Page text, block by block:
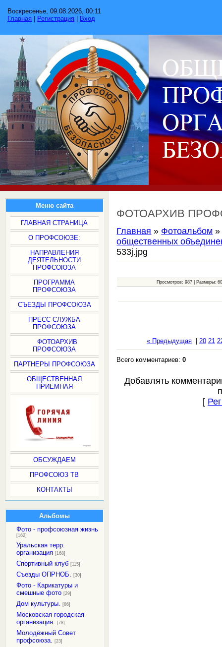
Воскресенье, 09.08.2026, 00:11
Главная
Регистрация Вход
Меню сайта
ГЛАВНАЯ СТРАНИЦА
О ПРОФСОЮЗЕ:
НАПРАВЛЕНИЯ
ДЕЯТЕЛЬНОСТИ
ПРОФСОЮЗА
ПРОГРАММА
ПРОФСОЮЗА
СЪЕЗДЫ ПРОФСОЮЗА
ПРЕСС-СЛУЖБА
ПРОФСОЮЗА
ФОТОАРХИВ
ПРОФСОЮЗА
ПАРТНЕРЫ ПРОФСОЮЗА
ОБЩЕСТВЕННАЯ
ПРИЕМНАЯ
ОБСУЖДАЕМ
ПРОФСОЮЗ ТВ
КОНТАКТЫ
Альбомы
Фото - профсоюзная жизнь
[162]
Уральская терр.
организация [168]
Спортивный клуб [115]
Съезды ОПРНОБ. [30]
Фото - Карикатуры и
смешные фото [29]
Дом культуры. [86]
Московская городская
организация. [78]
Молодёжный Совет
профсоюза. [23]
ФОТОАРХИВ
Главная » Фотоальбом
общественных
533j.jpg
Просмотров: 987 | Размеры:
« Предыдущая| 20 21
Всего комментариев:0
Добавлять
[